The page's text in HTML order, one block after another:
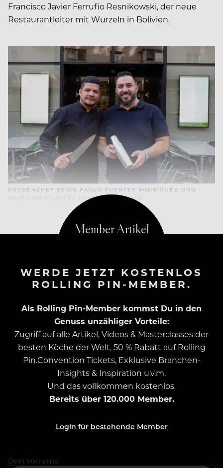
Francisco Javier Ferrufio Resnikowski, der neue
Restaurantleiter mit Wurzeln in Bolivien.
KÜCHENCHEF ERICK PAOLO FUENTES RODRIGUEZ UND
RESTAURANTLEITER FRANCISCO JAVIER
WERDE JETZT KOSTENLOS
ROLLING PIN-MEMBER.
Als Rolling Pin-Member kommst Du in den
Genuss unzähliger Vorteile:
Zugriff auf alle Artikel, Videos & Masterclasses der
besten Köche der Welt, 50 % Rabatt auf Rolling
Pin.Convention Tickets, Exklusive Branchen-
Insights & Inspiration u.v.m.
Und das vollkommen kostenlos.
Bereits über 120.000 Member.
Login für bestehende Member
Dein Vorname